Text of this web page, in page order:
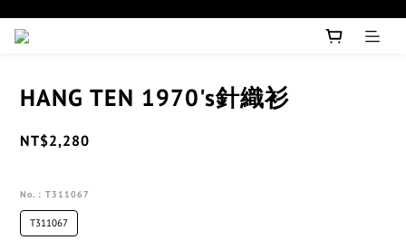
HANG TEN 1970's針織衫
NT$2,280
No. : T311067
T311067